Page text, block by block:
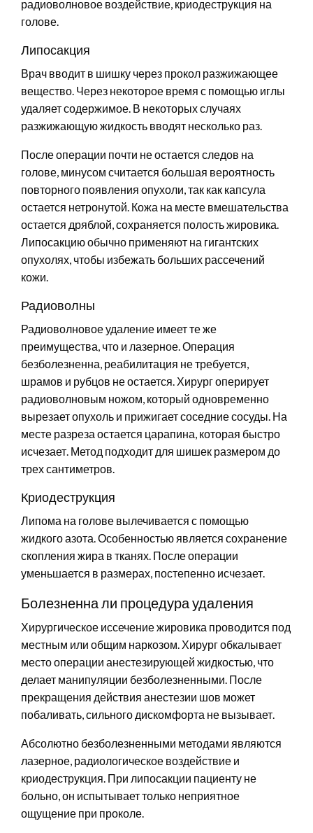
радиоволновое воздействие, криодеструкция на
голове.
Липосакция
Врач вводит в шишку через прокол разжижающее
вещество. Через некоторое время с помощью иглы
удаляет содержимое. В некоторых случаях
разжижающую жидкость вводят несколько раз.
После операции почти не остается следов на
голове, минусом считается большая вероятность
повторного появления опухоли, так как капсула
остается нетронутой. Кожа на месте вмешательства
остается дряблой, сохраняется полость жировика.
Липосакцию обычно применяют на гигантских
опухолях, чтобы избежать больших рассечений
кожи.
Радиоволны
Радиоволновое удаление имеет те же
преимущества, что и лазерное. Операция
безболезненна, реабилитация не требуется,
шрамов и рубцов не остается. Хирург оперирует
радиоволновым ножом, который одновременно
вырезает опухоль и прижигает соседние сосуды. На
месте разреза остается царапина, которая быстро
исчезает. Метод подходит для шишек размером до
трех сантиметров.
Криодеструкция
Липома на голове вылечивается с помощью
жидкого азота. Особенностью является сохранение
скопления жира в тканях. После операции
уменьшается в размерах, постепенно исчезает.
Болезненна ли процедура удаления
Хирургическое иссечение жировика проводится под
местным или общим наркозом. Хирург обкалывает
место операции анестезирующей жидкостью, что
делает манипуляции безболезненными. После
прекращения действия анестезии шов может
побаливать, сильного дискомфорта не вызывает.
Абсолютно безболезненными методами являются
лазерное, радиологическое воздействие и
криодеструкция. При липосакции пациенту не
больно, он испытывает только неприятное
ощущение при проколе.